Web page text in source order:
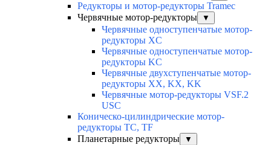
Редукторы и мотор-редукторы Tramec
Червячные мотор-редукторы
▼
Червячные одноступенчатые мотор-
редукторы XC
Червячные одноступенчатые мотор-
редукторы KC
Червячные двухступенчатые мотор-
редукторы XX, KX, KK
Червячные мотор-редукторы VSF.2
USC
Коническо-цилиндрические мотор-
редукторы TC, TF
Планетарные редукторы
▼